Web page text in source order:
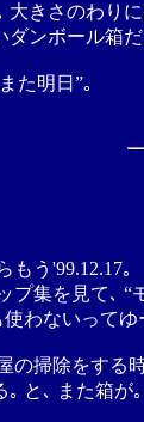
大きさのわり
ダンボール箱
た明日”｡
もう'99.12.17｡
プ集を見て､
わないって
の掃除をする
と､ また箱が｡